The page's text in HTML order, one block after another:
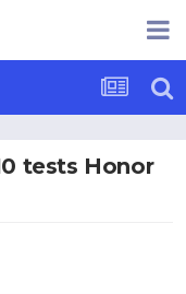
tests Honor